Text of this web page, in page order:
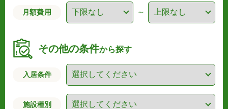
月額費用 ～
その他の条件から探す
入居条件
施設種別